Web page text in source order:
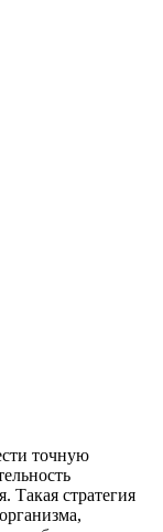
точную
Такая стратегия